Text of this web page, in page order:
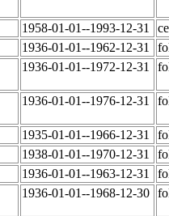
1958-01-01--1993-12-31
1936-01-01--1962-12-31
1936-01-01--1972-12-31
1936-01-01--1976-12-31
1935-01-01--1966-12-31
1938-01-01--1970-12-31
1936-01-01--1963-12-31
1936-01-01--1968-12-30